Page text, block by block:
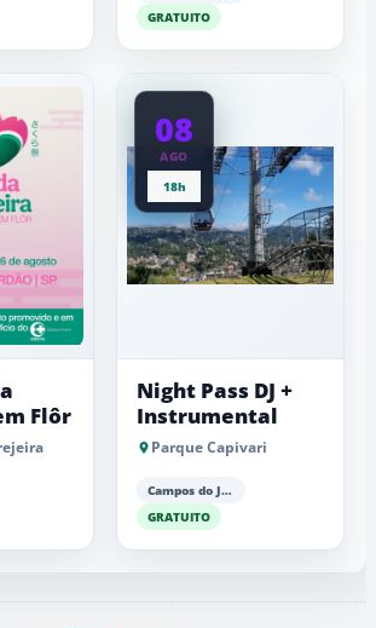
GRATUITO
Flôr
08
AGO
18h
Night Pass DJ +
Instrumental
Parque Capivari
Campos do Jordão
GRATUITO